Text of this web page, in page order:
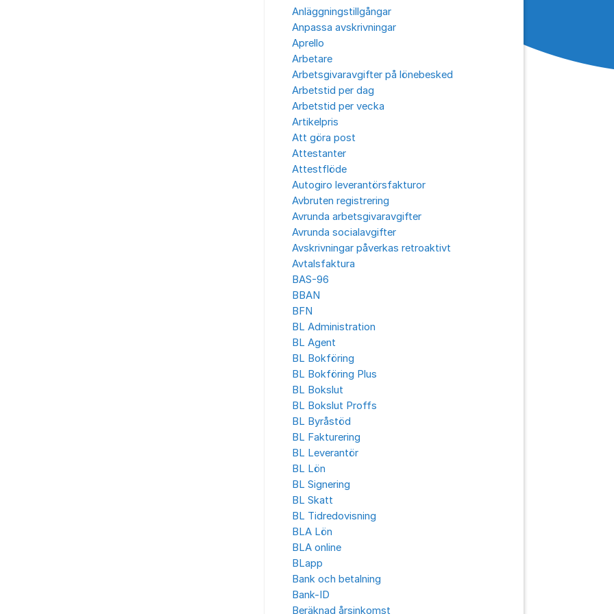
Anläggningstillgångar
Anpassa avskrivningar
Aprello
Arbetare
Arbetsgivaravgifter på lönebesked
Arbetstid per dag
Arbetstid per vecka
Artikelpris
Att göra post
Attestanter
Attestflöde
Autogiro leverantörsfakturor
Avbruten registrering
Avrunda arbetsgivaravgifter
Avrunda socialavgifter
Avskrivningar påverkas retroaktivt
Avtalsfaktura
BAS-96
BBAN
BFN
BL Administration
BL Agent
BL Bokföring
BL Bokföring Plus
BL Bokslut
BL Bokslut Proffs
BL Byråstöd
BL Fakturering
BL Leverantör
BL Lön
BL Signering
BL Skatt
BL Tidredovisning
BLA Lön
BLA online
BLapp
Bank och betalning
Bank-ID
Beräknad årsinkomst